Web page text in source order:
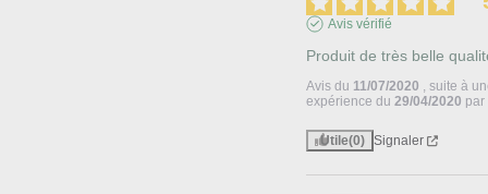
Avis vérifié
Produit de très belle
Avis du 11/07/2020 , suite à
expérience du29/04/2020 par
Utile(0) Signaler